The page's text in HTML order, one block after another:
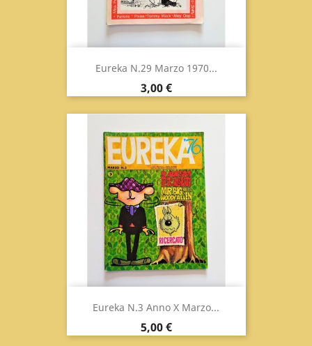
Eureka N.29 Marzo 1970...
Prezzo
3,00 €
Eureka N.3 Anno X Marzo...
Prezzo
5,00 €